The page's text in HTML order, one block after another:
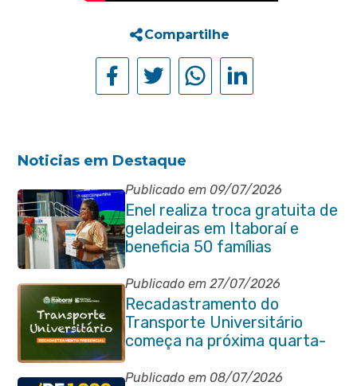
Compartilhe
Noticias em Destaque
Publicado em 09/07/2026
Enel realiza troca gratuita de
geladeiras em Itaboraí e
beneficia 50 famílias
Publicado em 27/07/2026
Recadastramento do
Transporte Universitário
começa na próxima quarta-
feira (29/07)
Publicado em 08/07/2026